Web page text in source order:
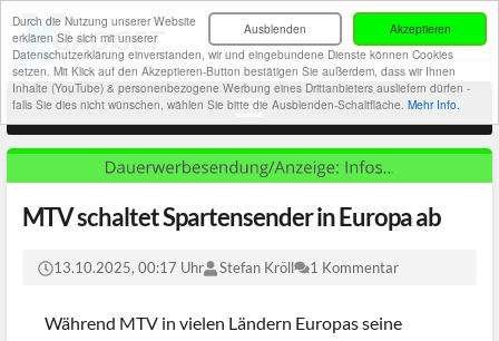
Akzeptieren
Ausblenden
Durch die Nutzung unserer Website
erklären Sie sich mit unserer
Datenschutzerklärung einverstanden, wir und eingebundene Dienste können Cookies
setzen. Mit Klick auf den Akzeptieren-Button bestätigen Sie außerdem, dass wir Ihnen
Inhalte (YouTube) & personenbezogene Werbung eines Drittanbieters ausliefern dürfen -
falls Sie dies nicht wünschen, wählen Sie bitte die Ausblenden-Schaltfläche. Mehr Info.
MTV schaltet Spartensender in Europa ab
13.10.2025, 00:17 Uhr Stefan Kröll 1 Kommentar
Während MTV in vielen Ländern Europas seine